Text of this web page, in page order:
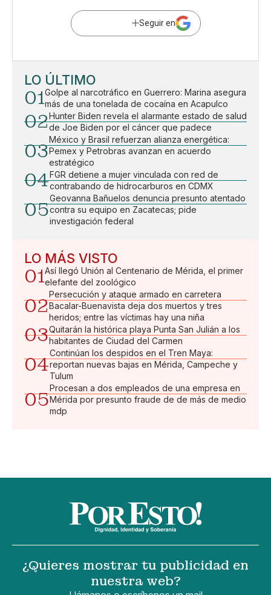
Seguir en
LO ÚLTIMO
01Golpe al narcotráfico en Guerrero: Marina asegura
más de una tonelada de cocaína en Acapulco
02Hunter Biden revela el alarmante estado de salud
de Joe Biden por el cáncer que padece
03
México y Brasil refuerzan alianza energética:
Pemex y Petrobras avanzan en acuerdo
estratégico
04FGR detiene a mujer vinculada con red de
contrabando de hidrocarburos en CDMX
05
Geovanna Bañuelos denuncia presunto atentado
contra su equipo en Zacatecas; pide
investigación federal
LO MÁS VISTO
01Así llegó Unión al Centenario de Mérida, el primer
elefante del zoológico
02
Persecución y ataque armado en carretera
Bacalar-Buenavista deja dos muertos y tres
heridos; entre las víctimas hay una niña
03Quitarán la histórica playa Punta San Julián a los
habitantes de Ciudad del Carmen
04
Continúan los despidos en el Tren Maya:
reportan nuevas bajas en Mérida, Campeche y
Tulum
05
Procesan a dos empleados de una empresa en
Mérida por presunto fraude de de más de medio
mdp
¿Quieres mostrar tu publicidad en
nuestra web?